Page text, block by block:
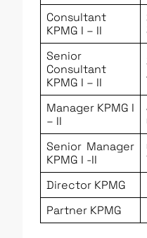
Consultant
KPMG I – II
Senior
Consultant
KPMG I – II
Manager KPMG I
– II
Senior Manager
KPMG I -II
Director KPMG
Partner KPMG